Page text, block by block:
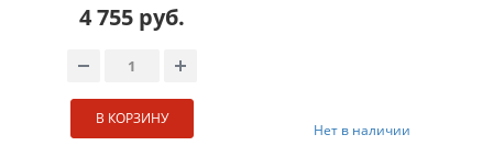
4 755 руб.
В КОРЗИНУ
Нет в наличии